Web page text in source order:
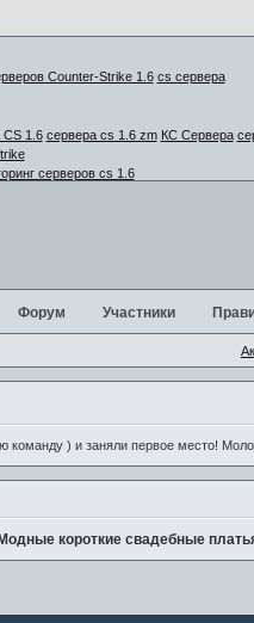
cs сервера
1.6 сервера cs 1.6 zm КС Сервера
серверов cs 1.6
Форум Участники
команду ) и заняли первое место!
короткие свадебные